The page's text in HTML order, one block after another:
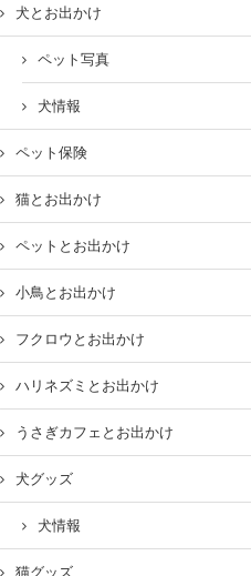
犬とお出かけ
ペット写真
犬情報
ペット保険
猫とお出かけ
ペットとお出かけ
小鳥とお出かけ
フクロウとお出かけ
ハリネズミとお出かけ
うさぎカフェとお出かけ
犬グッズ
犬情報
猫グッズ